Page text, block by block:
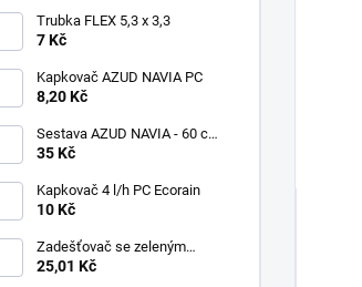
Trubka FLEX 5,3 x 3,3
7 Kč
Kapkovač AZUD NAVIA PC
8,20 Kč
Sestava AZUD NAVIA - 60 cm,
jehly zahnuté
35 Kč
Kapkovač 4 l/h PC Ecorain
10 Kč
Zadešťovač se zeleným
rotorem a žlutou tryskou
25,01 Kč